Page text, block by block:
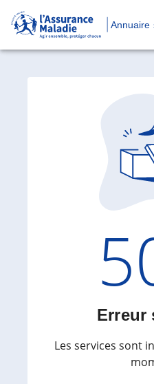
Annuaire
Erreur
Les services sont